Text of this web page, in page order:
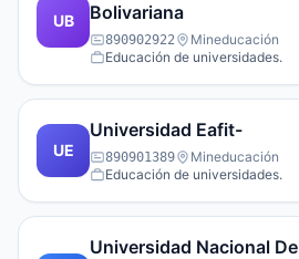
UB
Bolivariana
890902922
Mineducación
Educación de universidades.
UE
Universidad Eafit-
890901389
Mineducación
Educación de universidades.
Universidad Nacional De